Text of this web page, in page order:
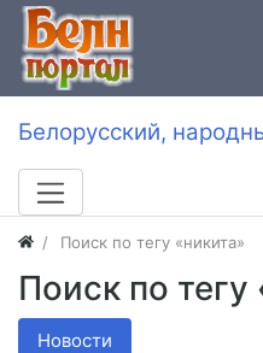
Белорусский,
Поиск по тегу «никита»
Поиск по тегу
Новости